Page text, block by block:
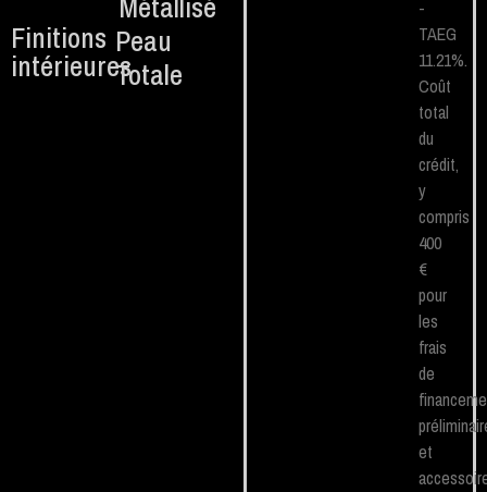
Finitions
intérieures
Peau
Totale
-
TAEG
11.21%.
Coût
total
du
crédit,
y
compris
400
€
pour
les
frais
de
et